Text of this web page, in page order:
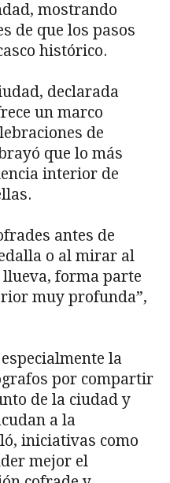
mostrando
de que los pasos
histórico.
declarada
un marco
de
que lo más
interior de
antes de
o al mirar al
llueva, forma parte
muy profunda”,
la
por compartir
de la ciudad y
a la
iniciativas como
mejor el